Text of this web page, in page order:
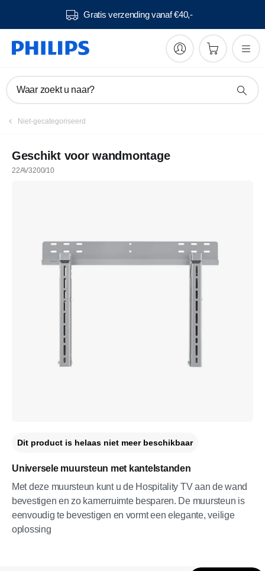
Gratis verzending vanaf €40,-
Waar zoekt u naar?
Niet-gecategoriseerd
Geschikt voor wandmontage
22AV3200/10
Universele muursteun met kantelstanden
Met deze muursteun kunt u de Hospitality TV aan de wand
bevestigen en zo kamerruimte besparen. De muursteun is
eenvoudig te bevestigen en vormt een elegante, veilige
oplossing
Dit product is helaas niet meer beschikbaar